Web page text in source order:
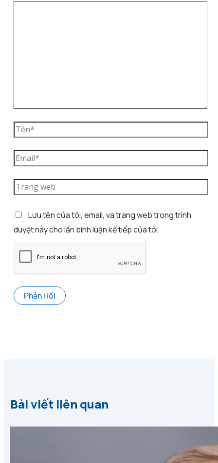
Lưu tên của tôi, email, và trang web trong trình
duyệt này cho lần bình luận kế tiếp của tôi.
Bài viết liên quan